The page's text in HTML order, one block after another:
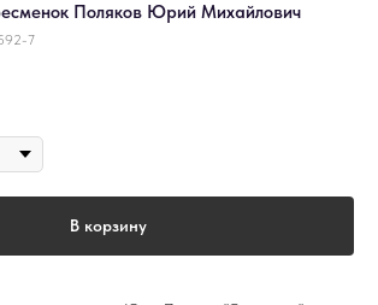
Поляков Юрий Михайлович
7
В корзину